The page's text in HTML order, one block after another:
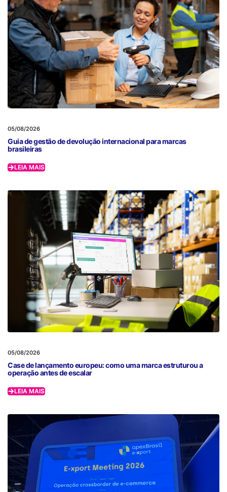
05/08/2026
Guia de gestão de devolução internacional para marcas
brasileiras
LEIA MAIS
05/08/2026
Case de lançamento europeu: como uma marca estruturou a
operação antes de escalar
LEIA MAIS